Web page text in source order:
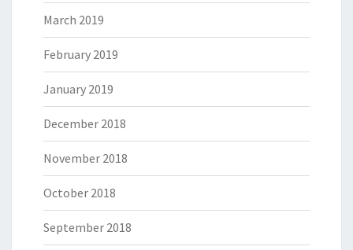
March 2019
February 2019
January 2019
December 2018
November 2018
October 2018
September 2018